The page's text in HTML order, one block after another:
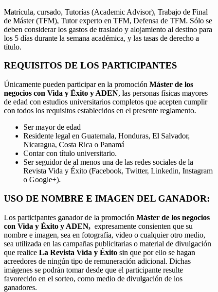
Matrícula, cursado, Tutorías (Academic Advisor), Trabajo de Final
de Máster (TFM), Tutor experto en TFM, Defensa de TFM. Sólo se
deben considerar los gastos de traslado y alojamiento al destino para
los 5 días durante la semana académica, y las tasas de derecho a
título.
REQUISITOS DE LOS PARTICIPANTES
Únicamente pueden participar en la promoción Máster de los
negocios con Vida y Éxito y ADEN, las personas físicas mayores
de edad con estudios universitarios completos que acepten cumplir
con todos los requisitos establecidos en el presente reglamento.
Ser mayor de edad
Residente legal en Guatemala, Honduras, El Salvador,
Nicaragua, Costa Rica o Panamá
Contar con título universitario.
Ser seguidor de al menos una de las redes sociales de la
Revista Vida y Éxito (Facebook, Twitter, Linkedin, Instagram
o Google+).
USO DE NOMBRE E IMAGEN DEL GANADOR:
Los participantes ganador de la promoción Máster de los negocios
con Vida y Éxito y ADEN, expresamente consienten que su
nombre e imagen, sea en fotografía, video o cualquier otro medio,
sea utilizada en las campañas publicitarias o material de divulgación
que realice La Revista Vida y Éxito sin que por ello se hagan
acreedores de ningún tipo de remuneración adicional. Dichas
imágenes se podrán tomar desde que el participante resulte
favorecido en el sorteo, como medio de divulgación de los
ganadores.